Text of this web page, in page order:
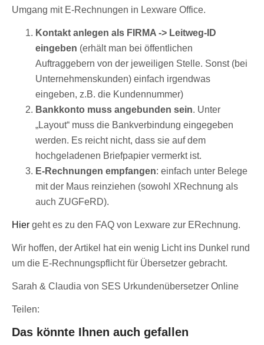
Umgang mit E-Rechnungen in Lexware Office.
Kontakt anlegen als FIRMA -> Leitweg-ID
eingeben (erhält man bei öffentlichen
Auftraggebern von der jeweiligen Stelle. Sonst (bei
Unternehmenskunden) einfach irgendwas
eingeben, z.B. die Kundennummer)
Bankkonto muss angebunden sein. Unter
„Layout“ muss die Bankverbindung eingegeben
werden. Es reicht nicht, dass sie auf dem
hochgeladenen Briefpapier vermerkt ist.
E-Rechnungen empfangen: einfach unter Belege
mit der Maus reinziehen (sowohl XRechnung als
auch ZUGFeRD).
Hier geht es zu den FAQ von Lexware zur ERechnung.
Wir hoffen, der Artikel hat ein wenig Licht ins Dunkel rund
um die E-Rechnungspflicht für Übersetzer gebracht.
Sarah & Claudia von SES Urkundenübersetzer Online
Teilen:
Das könnte Ihnen auch gefallen